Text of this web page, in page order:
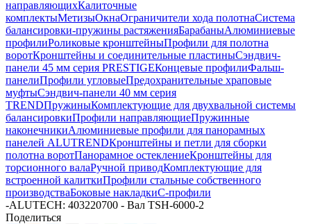
направляющихКалиточные
комплектыМетизыОкнаОграничители хода полотнаСистема
балансировки-пружины растяженияБарабаныАлюминиевые
профилиРоликовые кронштейныПрофили для полотна
воротКронштейны и соединительные пластиныСэндвич-
панели 45 мм серия PRESTIGEКонцевые профилиФальш-
панелиПрофили угловыеПредохранительные храповые
муфтыСэндвич-панели 40 мм серия
TRENDПружиныКомплектующие для двухвальной системы
балансировкиПрофили направляющиеПружинные
наконечникиАлюминиевые профили для панорамных
панелей ALUTRENDКронштейны и петли для сборки
полотна воротПанорамное остеклениеКронштейны для
торсионного валаРучной приводКомплектующие для
встроенной калиткиПрофили стальные собственного
производстваБоковые накладкиС-профили
-ALUTECH: 403220700 - Вал TSH-6000-2
Поделиться